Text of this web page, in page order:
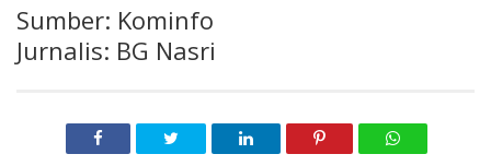
Sumber: Kominfo
Jurnalis: BG Nasri